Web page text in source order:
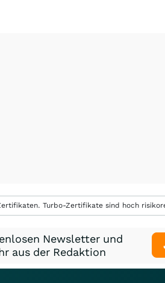
Turbo-Zertifikate sind hoch
Newsletter und
aus der Redaktion